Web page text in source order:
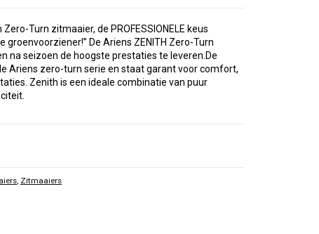
Turn zitmaaier, de PROFESSIONELE keus
De Ariens ZENITH Zero-Turn
na seizoen de hoogste prestaties te leveren.De
Ariens zero-turn serie en staat garant voor comfort,
Zenith is een ideale combinatie van puur
, Zitmaaiers